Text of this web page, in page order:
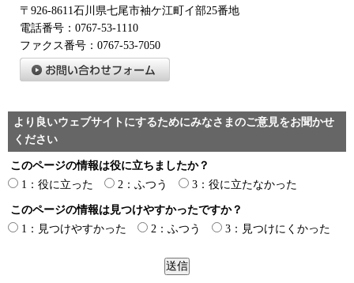
〒926-8611石川県七尾市袖ケ江町イ部25番地
電話番号：0767-53-1110
ファクス番号：0767-53-7050
より良いウェブサイトにするためにみなさまのご意見をお聞かせ
ください
このページの情報は役に立ちましたか？
1：役に立った
2：ふつう 3：役に立たなかった
このページの情報は見つけやすかったですか？
1：見つけやすかった
2：ふつう 3：見つけにくかった